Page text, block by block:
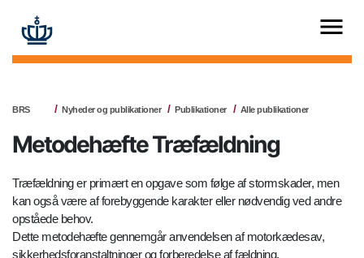
BRS Nyheder og publikationer Publikationer Alle publikationer
Metodehæfte Træfældning
Træfældning er primært en opgave som følge af stormskader, men
kan også være af forebyggende karakter eller nødvendig ved andre
opståede behov.
Dette metodehæfte gennemgår anvendelsen af motorkædesav,
sikkerhedsforanstaltninger og forberedelse af fældning.